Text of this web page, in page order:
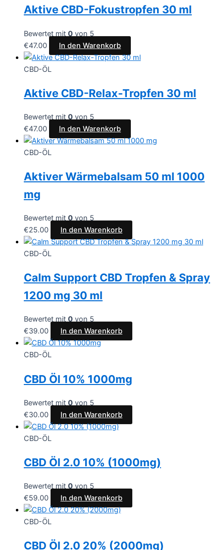
Aktive CBD-Fokustropfen 30 ml
Bewertet mit 0 von 5
€47.00 In den Warenkorb
CBD-ÖL
Aktive CBD-Relax-Tropfen 30 ml
Bewertet mit 0 von 5
€47.00 In den Warenkorb
CBD-ÖL
Aktiver Wärmebalsam 50 ml 1000
mg
Bewertet mit 0 von 5
€25.00 In den Warenkorb
CBD-ÖL
Calm Support CBD Tropfen & Spray
1200 mg 30 ml
Bewertet mit 0 von 5
€39.00 In den Warenkorb
CBD-ÖL
CBD Öl 10% 1000mg
Bewertet mit 0 von 5
€30.00 In den Warenkorb
CBD-ÖL
CBD Öl 2.0 10% (1000mg)
Bewertet mit 0 von 5
€59.00 In den Warenkorb
CBD-ÖL
CBD Öl 2.0 20% (2000mg)